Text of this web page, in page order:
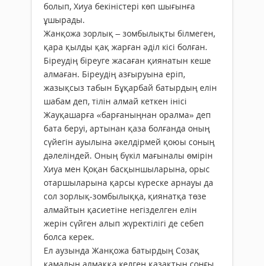
болып, Хиуа бекіністері көп шығынға
ұшырады.
Жанқожа зорлық – зомбылықты білмеген,
қара қылды қақ жарған әділ кісі болған.
Біреудің біреуге жасаған қиянатын кеше
алмаған. Біреудің азғыруына еріп,
жазықсыз табын Бұқарбай батырдың елін
шабам деп, тілін алмай кеткен інісі
Жауқашарға «барғаныңнан оралма» деп
бата беруі, артынан қаза болғанда оның
сүйегін ауылына әкелдірмей қоюы соның
дәлеліндей. Оның бүкіл мағыналы өмірін
Хиуа мен Қоқан басқыншыларына, орыс
отаршыларына қарсы күреске арнауы да
сол зорлық-зомбылыққа, қиянатқа төзе
алмайтын қасиетіне негізделген елін
жерін сүйген алып жүректілігі де себеп
болса керек.
Ел аузында Жанқожа батырдың Созақ